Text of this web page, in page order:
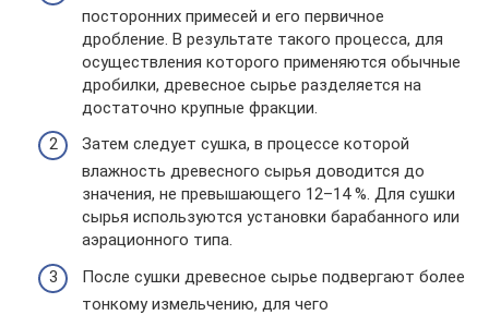
посторонних примесей и его первичное
дробление. В результате такого процесса, для
осуществления которого применяются обычные
дробилки, древесное сырье разделяется на
достаточно крупные фракции.
Затем следует сушка, в процессе которой
влажность древесного сырья доводится до
значения, не превышающего 12–14 %. Для сушки
сырья используются установки барабанного или
аэрационного типа.
После сушки древесное сырье подвергают более
тонкому измельчению, для чего